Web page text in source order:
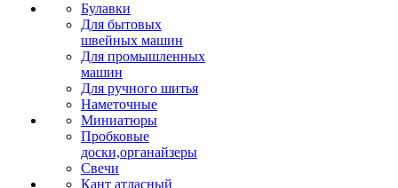
Булавки
Для бытовых
швейных машин
Для промышленных
машин
Для ручного шитья
Наметочные
Миниатюры
Пробковые
доски,органайзеры
Свечи
Кант атласный